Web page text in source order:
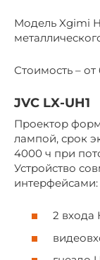
Модель Xgimi
Стоимость – от
JVC LX-UH1
Проектор
лампой, срок
4000 ч при
Устройство
интерфейсами:
2 входа